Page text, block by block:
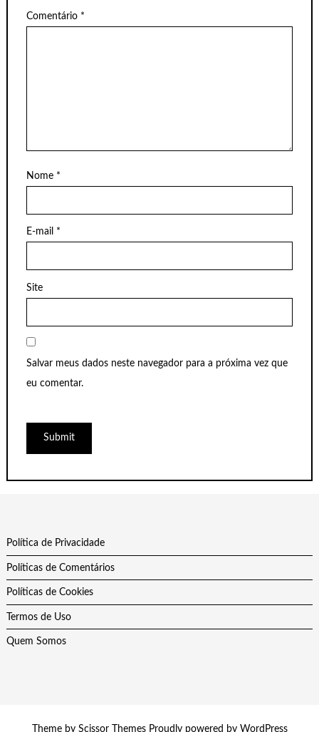
Comentário *
Nome *
E-mail *
Site
Salvar meus dados neste navegador para a próxima vez que
eu comentar.
Política de Privacidade
Políticas de Comentários
Políticas de Cookies
Termos de Uso
Quem Somos
Theme by Scissor ThemesProudly powered by WordPress